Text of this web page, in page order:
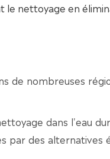
nettoyage en
de nombreuses
dans l'eau
par des alternatives